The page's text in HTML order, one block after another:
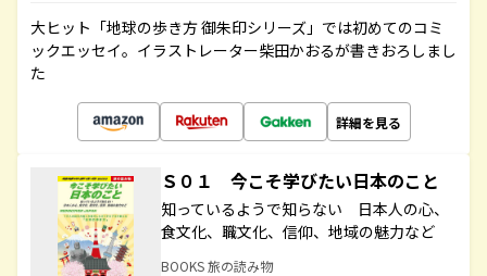
大ヒット「地球の歩き方 御朱印シリーズ」では初めてのコミ
ックエッセイ。イラストレーター柴田かおるが書きおろしまし
た
詳細を見る
Ｓ０１ 今こそ学びたい日本のこと
知っているようで知らない 日本人の心、
食文化、職文化、信仰、地域の魅力など
BOOKS 旅の読み物